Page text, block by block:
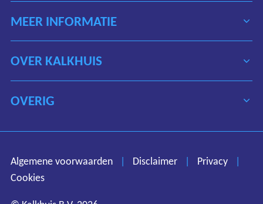
Disclaimer
Privacy
MEER INFORMATIE
OVER KALKHUIS
OVERIG
Algemene voorwaarden | Disclaimer | Privacy
|
Cookies